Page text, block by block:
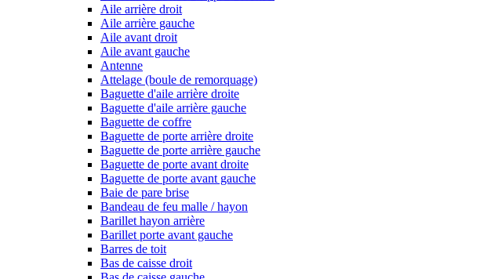
Aile arrière droit
Aile arrière gauche
Aile avant droit
Aile avant gauche
Antenne
Attelage (boule de remorquage)
Baguette d'aile arrière droite
Baguette d'aile arrière gauche
Baguette de coffre
Baguette de porte arrière droite
Baguette de porte arrière gauche
Baguette de porte avant droite
Baguette de porte avant gauche
Baie de pare brise
Bandeau de feu malle / hayon
Barillet hayon arrière
Barillet porte avant gauche
Barres de toit
Bas de caisse droit